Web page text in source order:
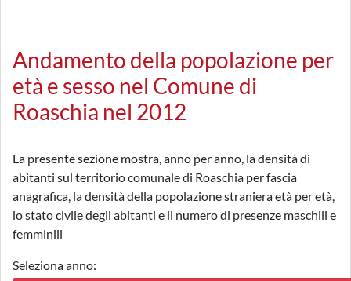
Andamento della popolazione per
età e sesso nel Comune di
Roaschia nel 2012
La presente sezione mostra, anno per anno, la densità di
abitanti sul territorio comunale di Roaschia per fascia
anagrafica, la densità della popolazione straniera età per età,
lo stato civile degli abitanti e il numero di presenze maschili e
femminili
Seleziona anno: